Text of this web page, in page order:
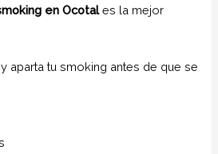
en Ocotales la mejor
aparta tu smoking antes de que se